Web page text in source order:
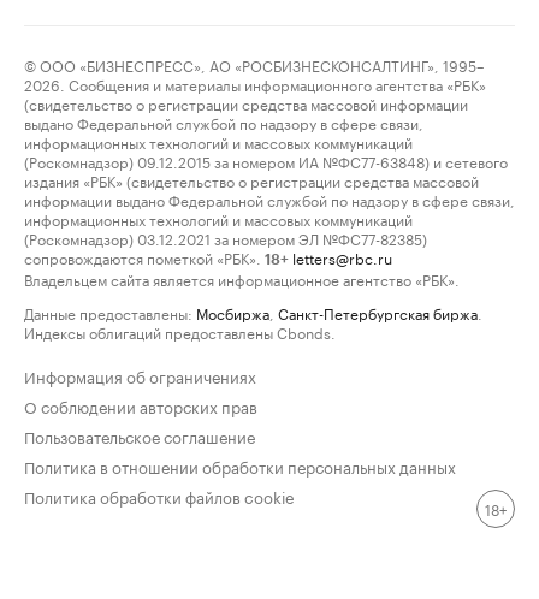
© ООО «БИЗНЕСПРЕСС», АО «РОСБИЗНЕСКОНСАЛТИНГ», 1995–
2026. Сообщения и материалы информационного агентства «РБК»
(свидетельство о регистрации средства массовой информации
выдано Федеральной службой по надзору в сфере связи,
информационных технологий и массовых коммуникаций
(Роскомнадзор) 09.12.2015 за номером ИА №ФС77-63848) и сетевого
издания «РБК» (свидетельство о регистрации средства массовой
информации выдано Федеральной службой по надзору в сфере связи,
информационных технологий и массовых коммуникаций
(Роскомнадзор) 03.12.2021 за номером ЭЛ №ФС77-82385)
сопровождаются пометкой «РБК».
18+ letters@rbc.ru
Владельцем сайта является информационное агентство «РБК».
Данные предоставлены: Мосбиржа Санкт-Петербургская биржа
Индексы облигаций предоставлены Cbonds.
Информация об ограничениях
О соблюдении авторских прав
Пользовательское соглашение
Политика в отношении обработки персональных данных
Политика обработки файлов cookie
18+